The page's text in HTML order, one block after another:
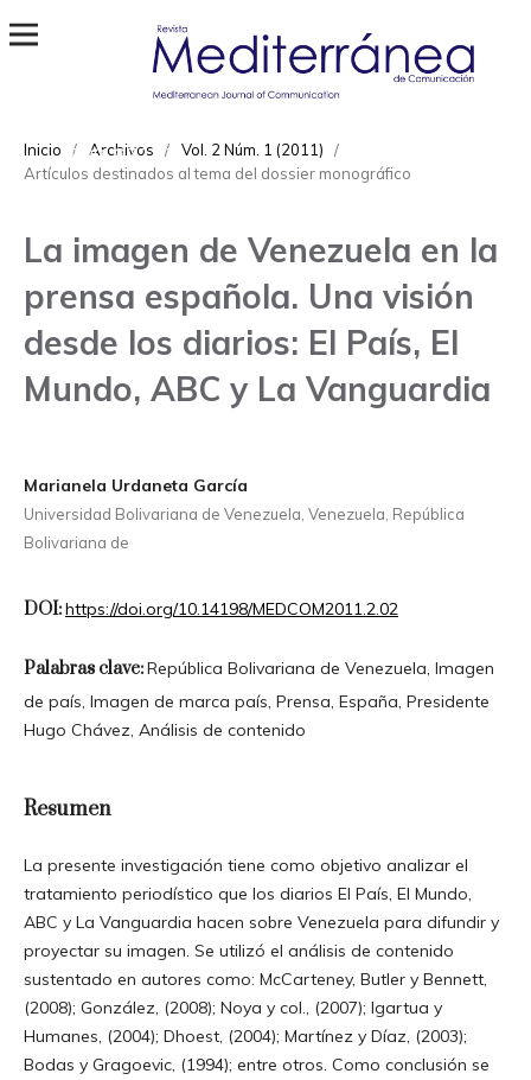
1989-872X
Inicio / Archivos / Vol. 2 Núm. 1 (2011)
/
Artículos destinados al tema del dossier monográfico
La imagen de Venezuela en la
prensa española. Una visión
desde los diarios: El País, El
Mundo, ABC y La Vanguardia
Marianela Urdaneta García
Universidad Bolivariana de Venezuela, Venezuela, República
Bolivariana de
DOI:https://doi.org/10.14198/MEDCOM2011.2.02
Palabras clave:República Bolivariana de Venezuela, Imagen
de país, Imagen de marca país, Prensa, España, Presidente
Hugo Chávez, Análisis de contenido
Resumen
La presente investigación tiene como objetivo analizar el
tratamiento periodístico que los diarios El País, El Mundo,
ABC y La Vanguardia hacen sobre Venezuela para difundir y
proyectar su imagen. Se utilizó el análisis de contenido
sustentado en autores como: McCarteney, Butler y Bennett,
(2008); González, (2008); Noya y col., (2007); Igartua y
Humanes, (2004); Dhoest, (2004); Martínez y Díaz, (2003);
Bodas y Gragoevic, (1994); entre otros. Como conclusión se